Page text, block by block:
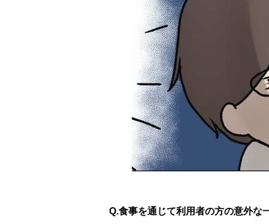
Q.食事を通じて利用者の方の意外な